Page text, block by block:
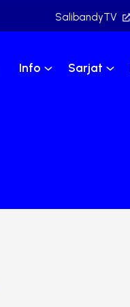
SalibandyTV
Info Sarjat